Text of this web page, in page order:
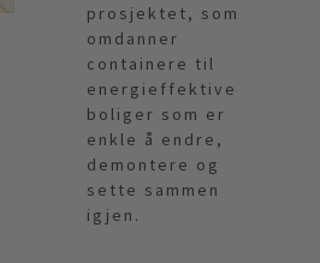
prosjektet, som
omdanner
containere til
energieffektive
boliger som er
enkle å endre,
demontere og
sette sammen
igjen.